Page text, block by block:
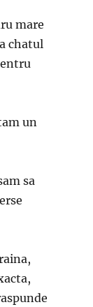
mare
chatul
un
sa